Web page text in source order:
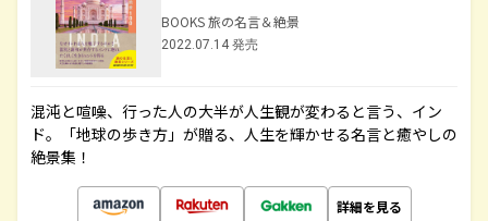
BOOKS 旅の名言＆絶景
2022.07.14 発売
混沌と喧噪、行った人の大半が人生観が変わると言う、イン
ド。「地球の歩き方」が贈る、人生を輝かせる名言と癒やしの
絶景集！
詳細を見る